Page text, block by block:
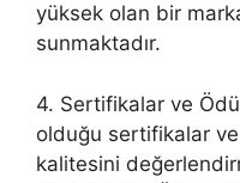
yüksek olan bir
sunmaktadır.
4. Sertifikalar ve
olduğu sertifikalar ve
kalitesini